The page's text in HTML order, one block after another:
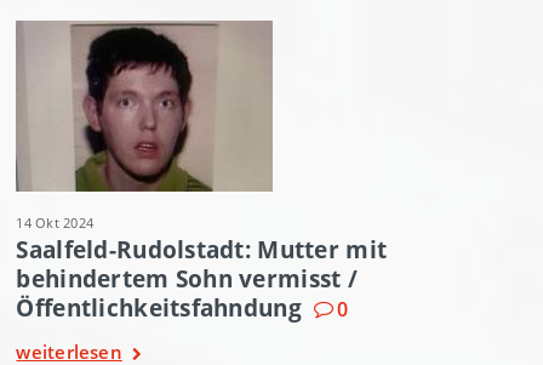
14 Okt 2024
Saalfeld-Rudolstadt: Mutter mit
behindertem Sohn vermisst /
Öffentlichkeitsfahndung
0
weiterlesen